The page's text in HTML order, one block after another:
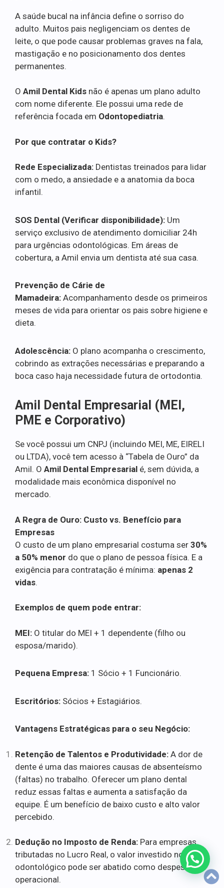
A saúde bucal na infância define o sorriso do
adulto. Muitos pais negligenciam os dentes de
leite, o que pode causar problemas graves na fala,
mastigação e no posicionamento dos dentes
permanentes.
O Amil Dental Kids não é apenas um plano adulto
com nome diferente. Ele possui uma rede de
referência focada em Odontopediatria.
Por que contratar o Kids?
Rede Especializada: Dentistas treinados para lidar
com o medo, a ansiedade e a anatomia da boca
infantil.
SOS Dental (Verificar disponibilidade): Um
serviço exclusivo de atendimento domiciliar 24h
para urgências odontológicas. Em áreas de
cobertura, a Amil envia um dentista até sua casa.
Prevenção de Cárie de
Mamadeira: Acompanhamento desde os primeiros
meses de vida para orientar os pais sobre higiene e
dieta.
Adolescência: O plano acompanha o crescimento,
cobrindo as extrações necessárias e preparando a
boca caso haja necessidade futura de ortodontia.
Amil Dental Empresarial (MEI,
PME e Corporativo)
Se você possui um CNPJ (incluindo MEI, ME, EIRELI
ou LTDA), você tem acesso à “Tabela de Ouro” da
Amil. O Amil Dental Empresarial é, sem dúvida, a
modalidade mais econômica disponível no
mercado.
A Regra de Ouro: Custo vs. Benefício para
Empresas
O custo de um plano empresarial costuma ser 30%
a 50% menor do que o plano de pessoa física. E a
exigência para contratação é mínima: apenas 2
vidas.
Exemplos de quem pode entrar:
MEI: O titular do MEI + 1 dependente (filho ou
esposa/marido).
Pequena Empresa: 1 Sócio + 1 Funcionário.
Escritórios: Sócios + Estagiários.
Vantagens Estratégicas para o seu Negócio:
Retenção de Talentos e Produtividade: A dor de
dente é uma das maiores causas de absenteísmo
(faltas) no trabalho. Oferecer um plano dental
reduz essas faltas e aumenta a satisfação da
equipe. É um benefício de baixo custo e alto valor
percebido.
Dedução no Imposto de Renda: Para empresas
tributadas no Lucro Real, o valor investido no plano
odontológico pode ser abatido como despesa
operacional.